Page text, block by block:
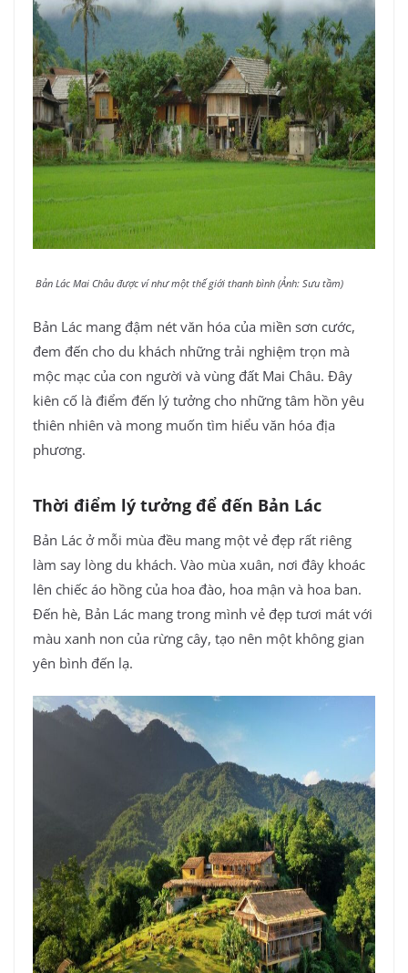
Bản Lác Mai Châu được ví như một thế giới thanh bình (Ảnh: Sưu tầm)
Bản Lác mang đậm nét văn hóa của miền sơn cước,
đem đến cho du khách những trải nghiệm trọn mà
mộc mạc của con người và vùng đất Mai Châu. Đây
kiên cố là điểm đến lý tưởng cho những tâm hồn yêu
thiên nhiên và mong muốn tìm hiểu văn hóa địa
phương.
Thời điểm lý tưởng để đến Bản Lác
Bản Lác ở mỗi mùa đều mang một vẻ đẹp rất riêng
làm say lòng du khách. Vào mùa xuân, nơi đây khoác
lên chiếc áo hồng của hoa đào, hoa mận và hoa ban.
Đến hè, Bản Lác mang trong mình vẻ đẹp tươi mát với
màu xanh non của rừng cây, tạo nên một không gian
yên bình đến lạ.